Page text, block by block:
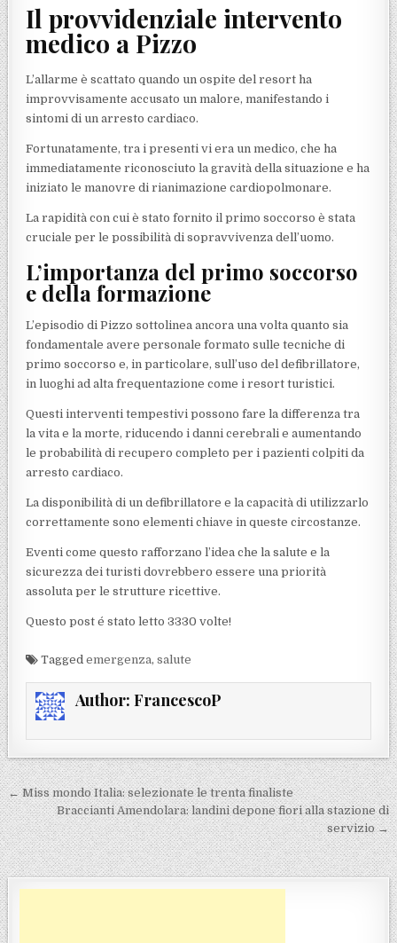
Il provvidenziale intervento
medico a Pizzo
L’allarme è scattato quando un ospite del resort ha
improvvisamente accusato un malore, manifestando i
sintomi di un arresto cardiaco.
Fortunatamente, tra i presenti vi era un medico, che ha
immediatamente riconosciuto la gravità della situazione e ha
iniziato le manovre di rianimazione cardiopolmonare.
La rapidità con cui è stato fornito il primo soccorso è stata
cruciale per le possibilità di sopravvivenza dell’uomo.
L’importanza del primo soccorso
e della formazione
L’episodio di Pizzo sottolinea ancora una volta quanto sia
fondamentale avere personale formato sulle tecniche di
primo soccorso e, in particolare, sull’uso del defibrillatore,
in luoghi ad alta frequentazione come i resort turistici.
Questi interventi tempestivi possono fare la differenza tra
la vita e la morte, riducendo i danni cerebrali e aumentando
le probabilità di recupero completo per i pazienti colpiti da
arresto cardiaco.
La disponibilità di un defibrillatore e la capacità di utilizzarlo
correttamente sono elementi chiave in queste circostanze.
Eventi come questo rafforzano l’idea che la salute e la
sicurezza dei turisti dovrebbero essere una priorità
assoluta per le strutture ricettive.
Questo post é stato letto 3330 volte!
Taggedemergenza,salute
Author: FrancescoP
Navigazione articoli
← Miss mondo Italia: selezionate le trenta finaliste
Braccianti Amendolara: landini depone fiori alla stazione di
servizio →